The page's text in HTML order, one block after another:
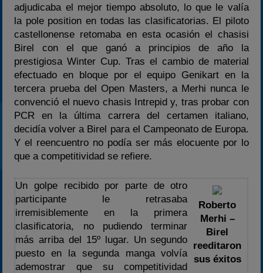
adjudicaba el mejor tiempo absoluto, lo que le valía
la pole position en todas las clasificatorias. El piloto
castellonense retomaba en esta ocasión el chasisi
Birel con el que ganó a principios de año la
prestigiosa Winter Cup. Tras el cambio de material
efectuado en bloque por el equipo Genikart en la
tercera prueba del Open Masters, a Merhi nunca le
convenció el nuevo chasis Intrepid y, tras probar con
PCR en la última carrera del certamen italiano,
decidía volver a Birel para el Campeonato de Europa.
Y el reencuentro no podía ser más elocuente por lo
que a competitividad se refiere.
Un golpe recibido por parte de otro
participante le retrasaba
irremisiblemente en la primera
clasificatoria, no pudiendo terminar
más arriba del 15º lugar. Un segundo
puesto en la segunda manga volvía
ademostrar que su competitividad
Roberto
Merhi –
Birel
reeditaron
sus éxitos